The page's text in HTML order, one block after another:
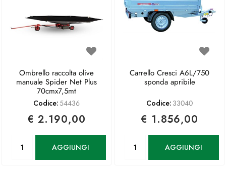
Ombrello raccolta olive
manuale Spider Net Plus
70cmx7,5mt
Codice:54436
€ 2.190,00
AGGIUNGI
Carrello Cresci A6L/750
sponda apribile
Codice: 33040
€ 1.856,00
AGGIUNGI